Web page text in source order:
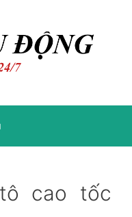
cao tốc